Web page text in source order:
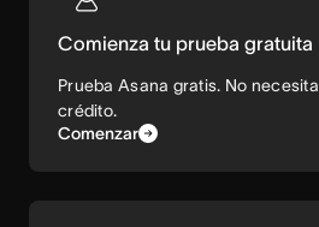
Comienza tu prueba gratuita
Prueba Asana gratis. No
crédito.
Comenzar